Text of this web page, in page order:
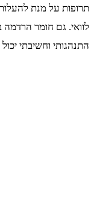
תרופות על מנת
לוואי. גם חומר הרדמה
התנהגותי וחשיבתי